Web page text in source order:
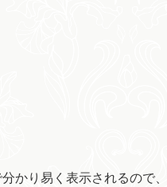
かり易く表示されるので